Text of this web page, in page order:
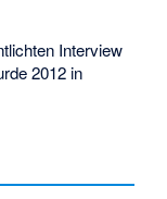
Interview
2012 in